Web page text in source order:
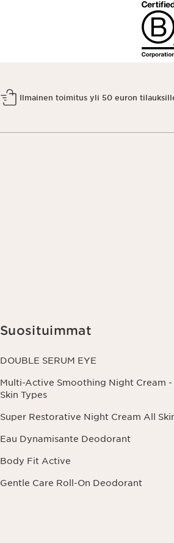
Ilmainen toimitus yli 50 euron
Suosituimmat
DOUBLE SERUM EYE
Multi-Active Smoothing Night Cream -
Skin Types
Super Restorative Night Cream All
Eau Dynamisante Deodorant
Body Fit Active
Gentle Care Roll-On Deodorant